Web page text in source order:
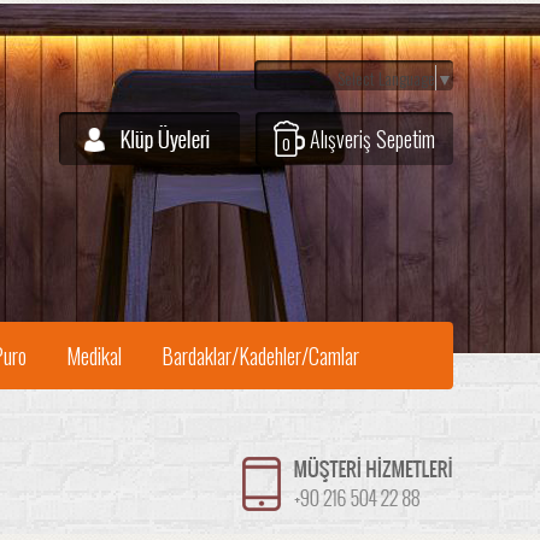
Alışveriş Sepetim
0
Select Language ▼
Medikal Bardaklar/Kadehler/Camlar